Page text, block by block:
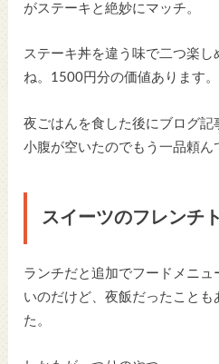
がステーキと絶妙にマッチ。
ステーキ丼を違う味で二つ楽し
ね。1500円分の価値あります。
夜ごはんを食した後にブログ記
小腹が空いたのでもう一品頼ん
スイーツのフレンチ
ランチだと追加でフードメニ
いのだけど、夜飯だったことも
た。